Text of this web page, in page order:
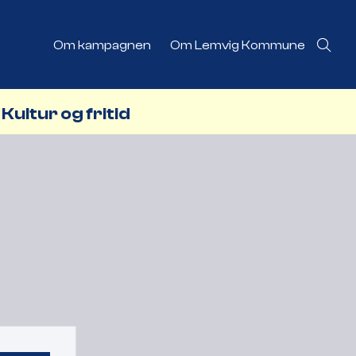
Om kampagnen Om Lemvig Kommune
Kultur og fritid